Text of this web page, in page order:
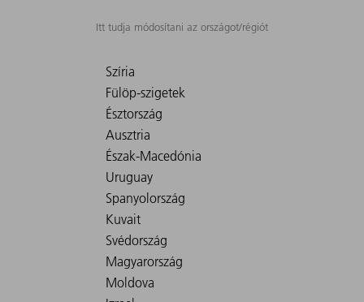
Itt tudja módosítani az országot/régiót